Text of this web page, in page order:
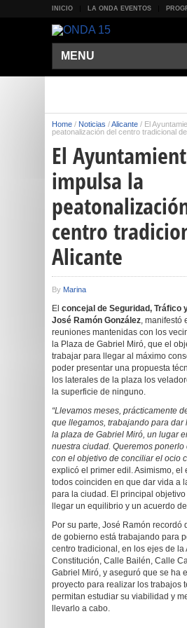
INICIO LA ONDA EVENTOS
MENU
Home / Noticias /Alicante / El
peatonalización del centro tradicional
El
impulsa la
centro
Alicante
By Marina
El concejal de Seguridad, Tráfico
José Ramón González, manifestó
reuniones mantenidas con los
la Plaza de Gabriel Miró, que el
trabajar para llegar al máximo
poder presentar una propuesta
los laterales de la plaza los
la superficie de ninguno.
“Llevamos meses, prácticamente
que llegamos, trabajando para dar
la plaza de Gabriel Miró, un lugar
nuestra ciudad. Queremos
con el objetivo de conciliar el ocio
explicó el primer edil. Asimismo, el
todos coinciden en que dar vida a
para la ciudad. El principal
llegar un equilibrio y un acuerdo
Por su parte, José Ramón recordó
de gobierno está trabajando para
centro tradicional, en los ejes de la
Constitución, Calle Bailén, Calle
Gabriel Miró, y aseguró que se ha
proyecto para realizar los trabajos
permitan estudiar su viabilidad y
llevarlo a cabo.